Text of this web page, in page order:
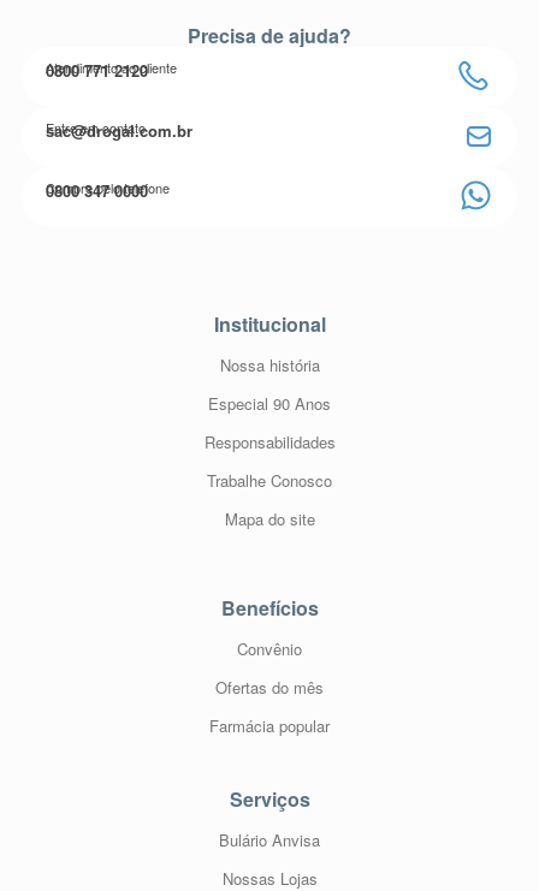
Precisa de ajuda?
Atendimento ao cliente
0800 771 2120
Entre em contato
sac@drogal.com.br
Compre pelo telefone
0800 347 0000
Institucional
Nossa história
Especial 90 Anos
Responsabilidades
Trabalhe Conosco
Mapa do site
Benefícios
Convênio
Ofertas do mês
Farmácia popular
Serviços
Bulário Anvisa
Nossas Lojas